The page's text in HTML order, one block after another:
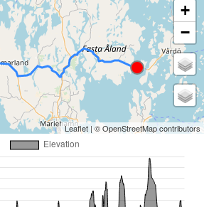
+
−
Leaflet | ©OpenStreetMapcontributors